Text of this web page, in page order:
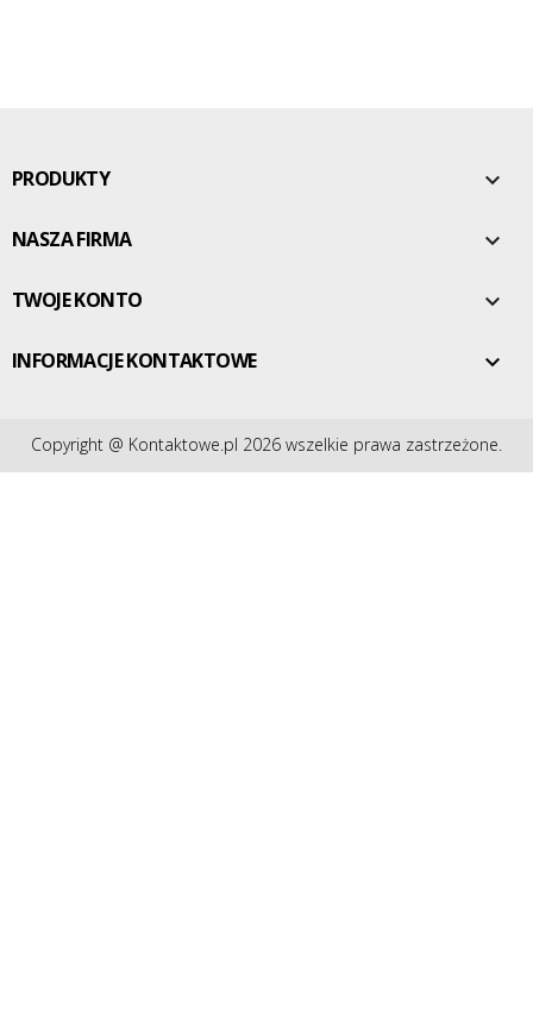
PRODUKTY 
NASZA FIRMA 
TWOJE KONTO 
INFORMACJE KONTAKTOWE 
Copyright @ Kontaktowe.pl 2026 wszelkie prawa zastrzeżone.